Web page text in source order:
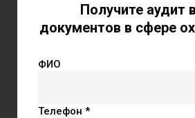
Получите аудит
документов в сфере
ФИО
Телефон *